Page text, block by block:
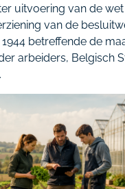
uitvoering van de wet
van de
betreffende de
arbeiders, Belgisch